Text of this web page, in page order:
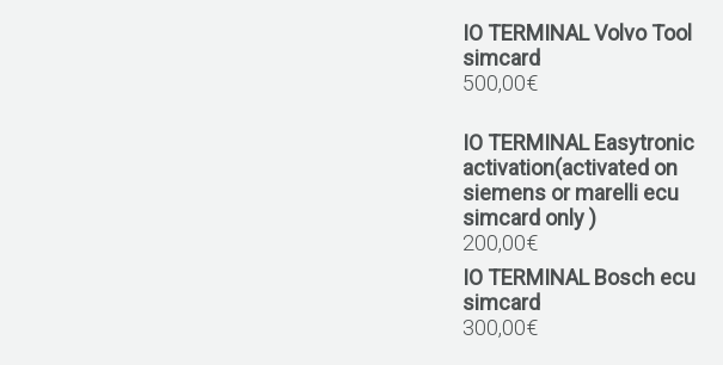
IO TERMINAL Volvo Tool
simcard
500,00€
IO TERMINAL Easytronic
activation(activated on
siemens or marelli ecu
simcard only )
200,00€
IO TERMINAL Bosch ecu
simcard
300,00€